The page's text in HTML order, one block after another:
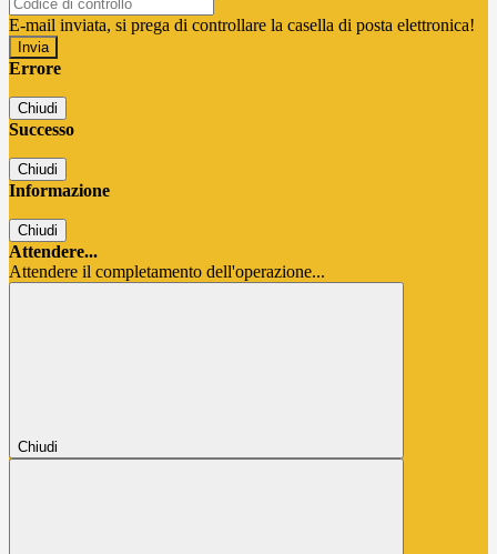
E-mail inviata, si prega di controllare la casella di posta elettronica!
Errore
Chiudi
Successo
Chiudi
Informazione
Chiudi
Attendere...
Attendere il completamento dell'operazione...
Chiudi